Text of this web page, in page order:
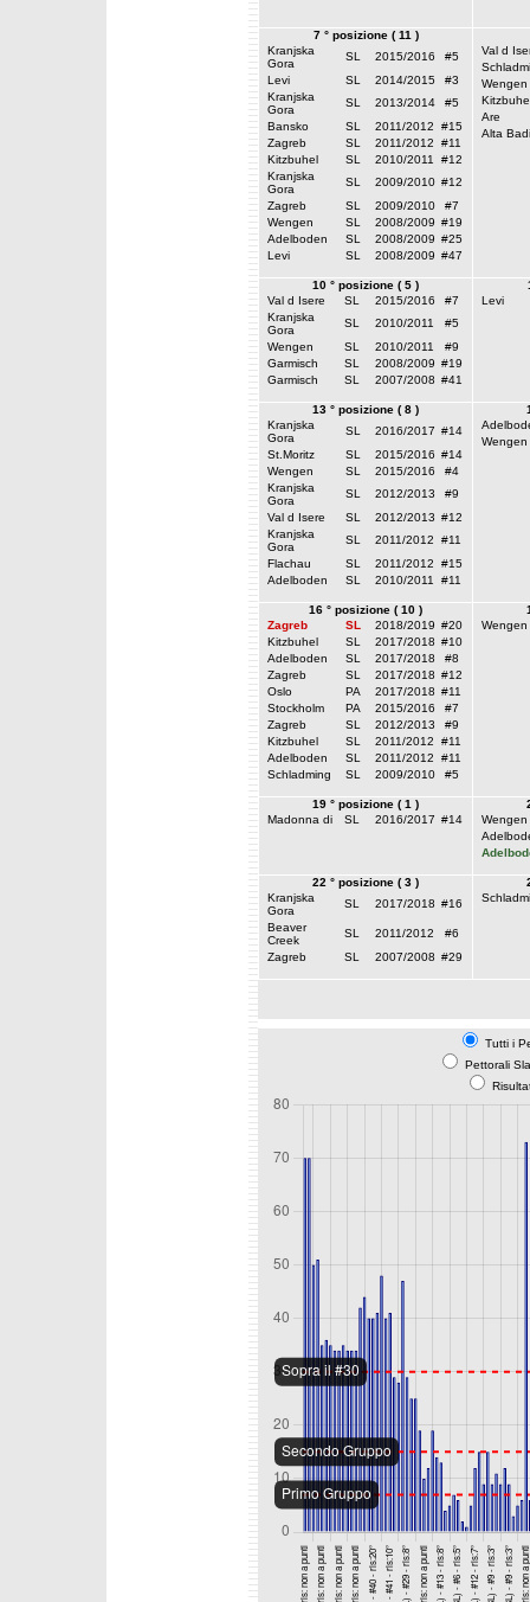
7 ° posizione ( 11 )
Kranjska
Gora
SL 2015/2016
#5
Levi
SL 2014/2015
#3
Kranjska
Gora
SL 2013/2014
#5
Bansko
SL 2011/2012
#15
Zagreb
SL 2011/2012
#11
Kitzbuhel
SL 2010/2011
#12
Kranjska
Gora
SL 2009/2010 #12
Zagreb
SL 2009/2010
#7
Wengen
SL 2008/2009 #19
Adelboden
SL 2008/2009 #25
Levi
SL 2008/2009 #47
Val d
Wengen
Are
Alta
10 ° posizione ( 5 )
Val d Isere
SL 2015/2016
#7
Kranjska
Gora
SL 2010/2011
#5
Wengen
SL 2010/2011
#9
Garmisch
SL 2008/2009 #19
Garmisch
SL 2007/2008 #41
Levi
13 ° posizione ( 8 )
Kranjska
Gora
SL 2016/2017 #14
St.Moritz
SL 2015/2016 #14
Wengen
SL 2015/2016
#4
Kranjska
Gora
SL 2012/2013
#9
Val d Isere
SL 2012/2013 #12
Kranjska
Gora
SL 2011/2012
#11
Flachau
SL 2011/2012
#15
Adelboden
SL 2010/2011 #11
Wengen
16 ° posizione ( 10 )
Zagreb
SL 2018/2019 #20
Kitzbuhel
SL 2017/2018 #10
Adelboden
SL 2017/2018
#8
Zagreb
SL 2017/2018 #12
Oslo
PA 2017/2018 #11
Stockholm
PA 2015/2016
#7
Zagreb
SL 2012/2013
#9
Kitzbuhel
SL 2011/2012
#11
Adelboden
SL 2011/2012
#11
Schladming
SL 2009/2010 #5
Wengen
19 ° posizione ( 1 )
Madonna di
SL 2016/2017 #14
Wengen
22 ° posizione ( 3 )
Kranjska
Gora
SL 2017/2018 #16
Beaver
Creek
SL 2011/2012
#6
Zagreb
SL 2007/2008 #29
Tutti i
Pettorali